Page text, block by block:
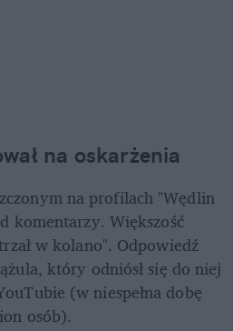
na oskarżenia
na profilach "Wędlin
komentarzy. Większość
w kolano". Odpowiedź
który odniósł się do niej
(w niespełna dobę
osób).